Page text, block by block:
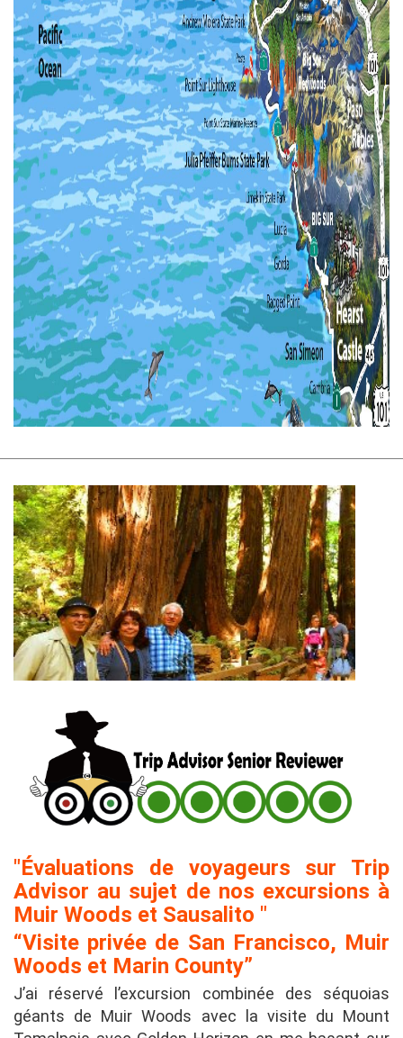
"Évaluations de voyageurs sur Trip
Advisor au sujet de nos excursions à
Muir Woods et Sausalito "
“Visite privée de San Francisco, Muir
Woods et Marin County”
J’ai réservé l’excursion combinée des séquoias
géants de Muir Woods avec la visite du Mount